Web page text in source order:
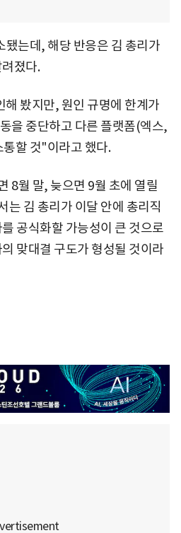
는데, 해당 반응은 김 총리가
졌다.
봤지만, 원인 규명에 한계가
을 중단하고 다른 플랫폼(엑스,
할 것"이라고 했다.
8월 말, 늦으면 9월 초에 열릴
는 김 총리가 이달 안에 총리직
공식화할 가능성이 큰 것으로
맞대결 구도가 형성될 것이라